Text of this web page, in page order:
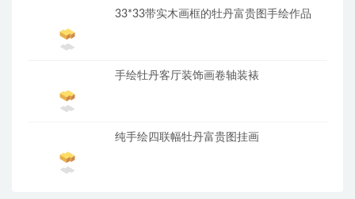
33*33带实木画框的牡丹富贵图手绘作品
手绘牡丹客厅装饰画卷轴装裱
纯手绘四联幅牡丹富贵图挂画